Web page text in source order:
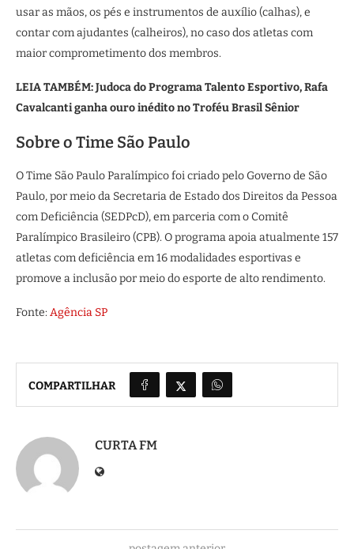
usar as mãos, os pés e instrumentos de auxílio (calhas), e
contar com ajudantes (calheiros), no caso dos atletas com
maior comprometimento dos membros.
LEIA TAMBÉM:Judoca do Programa Talento Esportivo, Rafa
Cavalcanti ganha ouro inédito no Troféu Brasil Sênior
Sobre o Time São Paulo
O Time São Paulo Paralímpico foi criado pelo Governo de São
Paulo, por meio da Secretaria de Estado dos Direitos da Pessoa
com Deficiência (SEDPcD), em parceria com o Comitê
Paralímpico Brasileiro (CPB). O programa apoia atualmente 157
atletas com deficiência em 16 modalidades esportivas e
promove a inclusão por meio do esporte de alto rendimento.
Fonte: Agência SP
COMPARTILHAR
CURTA FM